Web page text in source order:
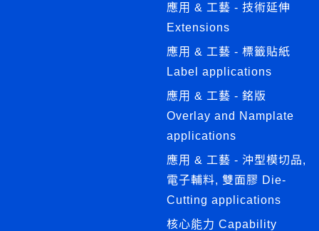
應用 & 工藝 - 技術延伸
Extensions
應用 & 工藝 - 標籤貼紙
Label applications
應用 & 工藝 - 銘版
Overlay and Namplate
applications
應用 & 工藝 - 沖型模切品,
電子輔料, 雙面膠 Die-
Cutting applications
核心能力 Capability